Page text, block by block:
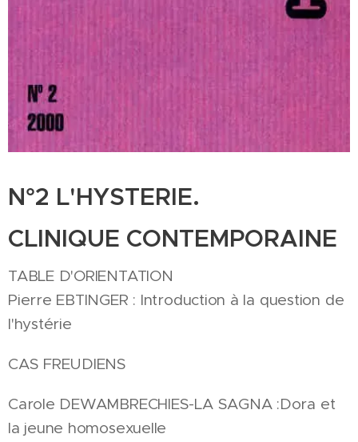
N°2 L'HYSTERIE.
CLINIQUE CONTEMPORAINE
TABLE D'ORIENTATION
Pierre EBTINGER : Introduction à la question de
l'hystérie
CAS FREUDIENS
Carole DEWAMBRECHIES-LA SAGNA :Dora et
la jeune homosexuelle